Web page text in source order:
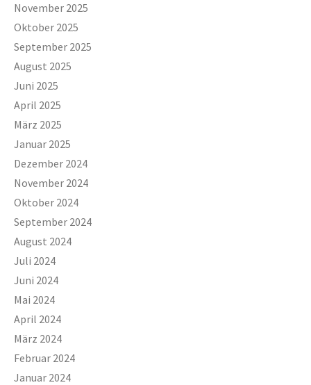
November 2025
Oktober 2025
September 2025
August 2025
Juni 2025
April 2025
März 2025
Januar 2025
Dezember 2024
November 2024
Oktober 2024
September 2024
August 2024
Juli 2024
Juni 2024
Mai 2024
April 2024
März 2024
Februar 2024
Januar 2024